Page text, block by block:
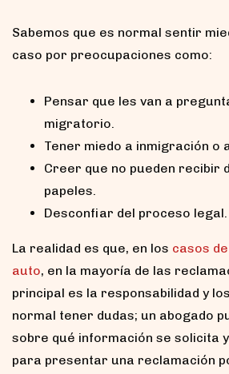
Sabemos que es normal sentir
caso por preocupaciones como:
Pensar que les van a
migratorio.
Tener miedo a inmigración o
Creer que no pueden recibir
papeles.
Desconfiar del proceso legal.
La realidad es que, en los casos
auto, en la mayoría de las
principal es la responsabilidad y
normal tener dudas; un abogado
sobre qué información se solicita
para presentar una reclamación